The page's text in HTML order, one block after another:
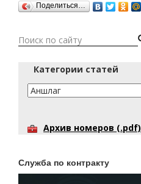
Поделиться…
Категории статей
Архив номеров (.pdf)
Служба по контракту